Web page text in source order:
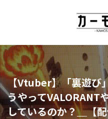
【Vtuber】「裏遊び
うやってVALORANT
しているのか？＿【